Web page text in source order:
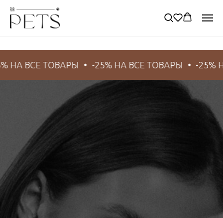
ВСЕ ТОВАРЫ -25% НА ВСЕ ТОВАРЫ -25% НА